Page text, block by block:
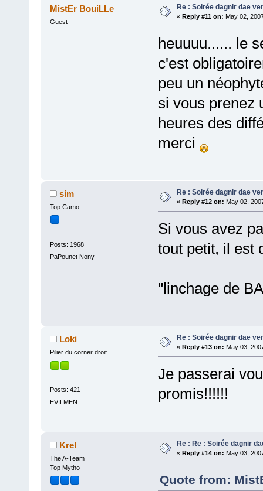
MistEr BouiLLe
Guest
Re : Soirée dagnir dae
« Reply #11 on: May 02,
heuuuu...... le
c'est
peu un
si vous prenez
heures des
merci
sim
Top Camo
Posts: 1968
PaPounet Nony
Re : Soirée dagnir dae
« Reply #12 on: May 02,
Si vous avez
tout petit, il est
"linchage de
Loki
Pilier du corner droit
Posts: 421
EVILMEN
Re : Soirée dagnir dae
« Reply #13 on: May 03,
Je passerai
promis!!!!!!
Krel
The A-Team
Top Mytho
Re : Re : Soirée dagnir
« Reply #14 on: May 03,
Quote from: